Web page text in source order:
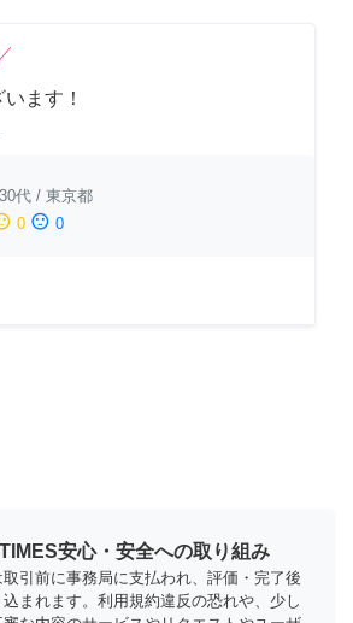
ます！
30代 / 東京都
0 sentiment_dissatisfied 0
安心・安全への取り組み
引前に事務局に支払われ、評価・完了後
込まれます。利用規約違反の恐れや、少し